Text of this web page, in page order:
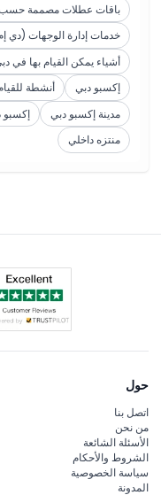
باقات عطلات مصممة
خدمات إدارة الوجهات (دي
أشياء يمكن القيام بها في
إكسبو دبي
أنشطة
مدينة إكسبو دبي
إكسبو
منتزه داخلي
حول
اتصل بنا
من نحن
الأسئلة الشائعة
الشروط والأحكام
سياسة الخصوصية
المدونة